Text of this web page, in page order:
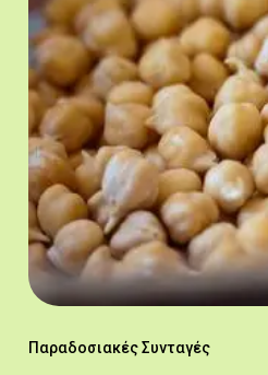
Παραδοσιακές Συνταγές